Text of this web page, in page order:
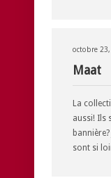
octobre 23,
Maat
La
aussi! Ils
sont si